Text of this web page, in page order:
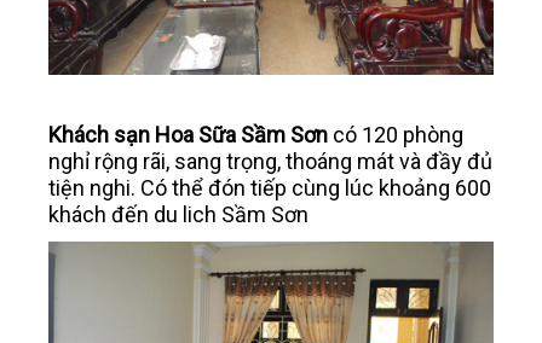
Khách sạn Hoa Sữa Sầm Sơn có 120 phòng
nghỉ rộng rãi, sang trọng, thoáng mát và đầy đủ
tiện nghi. Có thể đón tiếp cùng lúc khoảng 600
khách đến du lich Sầm Sơn